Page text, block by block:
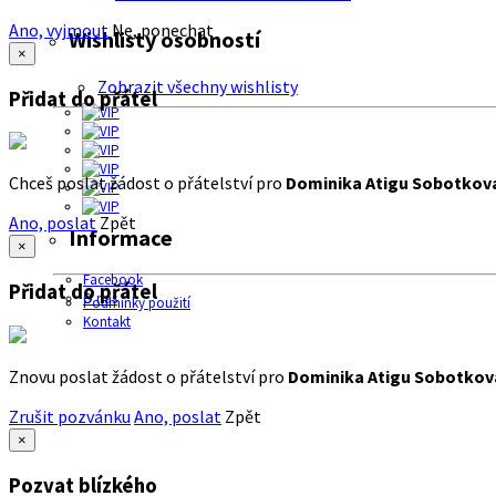
Wishlisty osobností
Zobrazit všechny wishlisty
Informace
Facebook
O nás
Podmínky použití
Kontakt
Ano, vyjmout Ne, ponechat
×
Přidat do přátel
Chceš poslat žádost o přátelství pro Dominika Atigu
Ano, poslat Zpět
×
Přidat do přátel
Znovu poslat žádost o přátelství pro Dominika Atigu
Zrušit pozvánku Ano, poslat Zpět
×
Pozvat blízkého